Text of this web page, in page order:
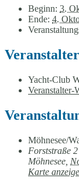
Beginn: 3.
Ende: 4.
Veranstalter
Yacht-Club
Veranstalter-
Möhnesee/
Forststraße 2
Möhnesee
Karte